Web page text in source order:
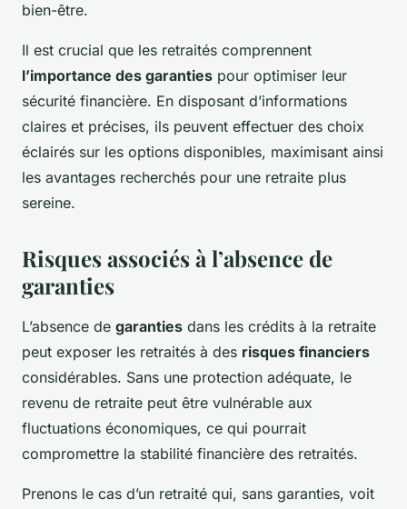
bien-être.
Il est crucial que les retraités comprennent
l’importance des garanties pour optimiser leur
sécurité financière. En disposant d’informations
claires et précises, ils peuvent effectuer des choix
éclairés sur les options disponibles, maximisant ainsi
les avantages recherchés pour une retraite plus
sereine.
Risques associés à l’absence de
garanties
L’absence de garanties dans les crédits à la retraite
peut exposer les retraités à des risques financiers
considérables. Sans une protection adéquate, le
revenu de retraite peut être vulnérable aux
fluctuations économiques, ce qui pourrait
compromettre la stabilité financière des retraités.
Prenons le cas d’un retraité qui, sans garanties, voit